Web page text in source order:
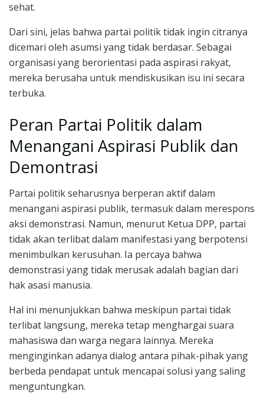
sehat.
Dari sini, jelas bahwa partai politik tidak ingin citranya
dicemari oleh asumsi yang tidak berdasar. Sebagai
organisasi yang berorientasi pada aspirasi rakyat,
mereka berusaha untuk mendiskusikan isu ini secara
terbuka.
Peran Partai Politik dalam
Menangani Aspirasi Publik dan
Demontrasi
Partai politik seharusnya berperan aktif dalam
menangani aspirasi publik, termasuk dalam merespons
aksi demonstrasi. Namun, menurut Ketua DPP, partai
tidak akan terlibat dalam manifestasi yang berpotensi
menimbulkan kerusuhan. Ia percaya bahwa
demonstrasi yang tidak merusak adalah bagian dari
hak asasi manusia.
Hal ini menunjukkan bahwa meskipun partai tidak
terlibat langsung, mereka tetap menghargai suara
mahasiswa dan warga negara lainnya. Mereka
menginginkan adanya dialog antara pihak-pihak yang
berbeda pendapat untuk mencapai solusi yang saling
menguntungkan.